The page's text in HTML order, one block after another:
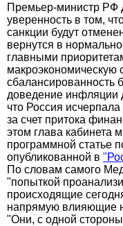
Премьер-министр РФ
уверенность в том,
санкции будут
вернутся в
главными
макроэкономическую
сбалансированность
доведение инфляции
что Россия
за счет притока
этом глава кабинета
программной статье
опубликованной в
По словам самого
"попыткой
происходящие
напрямую влияющие
"Они, с одной